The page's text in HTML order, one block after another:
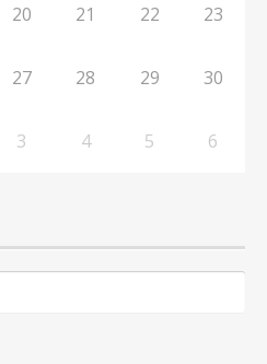
20 21 22 23
27 28 29 30
3 4 5 6